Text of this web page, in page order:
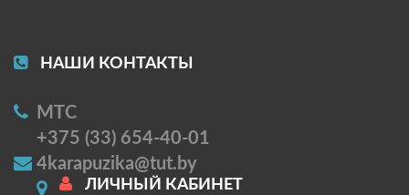
НАШИ КОНТАКТЫ
МТС
+375 (33) 654-40-01
4karapuzika@tut.by
ЛИЧНЫЙ КАБИНЕТ